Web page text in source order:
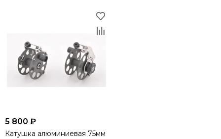
5 800 ₽
Катушка алюминиевая 75мм